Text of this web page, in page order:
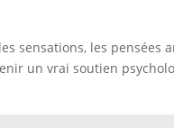
sensations, les
un vrai soutien